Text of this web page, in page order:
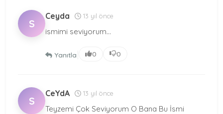
S
Ceyda 13 yıl önce
ismimi seviyorum...
Yanıtla 0 0
S
CeYdA 13 yıl önce
Teyzemi Çok Seviyorum O Bana Bu İsmi